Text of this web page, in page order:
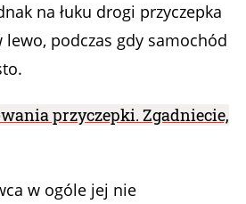
na łuku drogi przyczepka
lewo, podczas gdy samochód
przyczepki. Zgadniecie,
w ogóle jej nie